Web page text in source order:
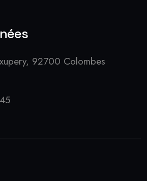
92700 Colombes